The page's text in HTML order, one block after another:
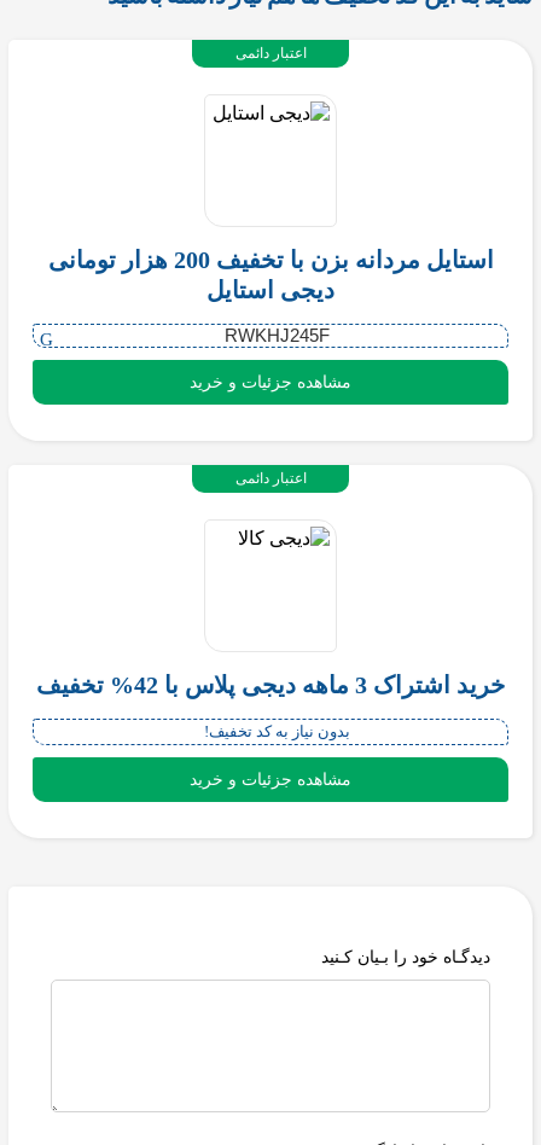
استایل مردانه بزن با تخفیف 200 هزار تومانی
دیجی استایل
RWKHJ245F
مشاهده جزئیات و خرید
اعتبار دائمی
خرید اشتراک 3 ماهه دیجی پلاس با 42% تخفیف
بدون نیاز به کد تخفیف!
مشاهده جزئیات و خرید
اعتبار دائمی
دیدگـاه خود را بـیان کـنید